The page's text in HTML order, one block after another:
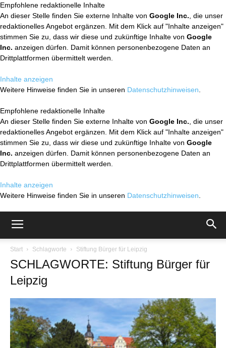
Empfohlene redaktionelle Inhalte
An dieser Stelle finden Sie externe Inhalte von Google Inc. , die unser
redaktionelles Angebot ergänzen. Mit dem Klick auf "Inhalte anzeigen"
stimmen Sie zu, dass wir diese und zukünftige Inhalte von Google
Inc. anzeigen dürfen. Damit können personenbezogene Daten an
Drittplattformen übermittelt werden.
Inhalte anzeigen
Weitere Hinweise finden Sie in unseren Datenschutzhinweisen
Empfohlene redaktionelle Inhalte
An dieser Stelle finden Sie externe Inhalte von Google Inc. , die unser
redaktionelles Angebot ergänzen. Mit dem Klick auf "Inhalte anzeigen"
stimmen Sie zu, dass wir diese und zukünftige Inhalte von Google
Inc. anzeigen dürfen. Damit können personenbezogene Daten an
Drittplattformen übermittelt werden.
Inhalte anzeigen
Weitere Hinweise finden Sie in unseren Datenschutzhinweisen
Start Schlagworte Stiftung Bürger für Leipzig
SCHLAGWORTE: Stiftung Bürger für
Leipzig